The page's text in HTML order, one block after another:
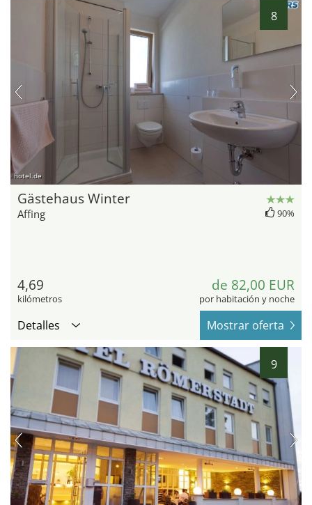
8
hotel.de
Gästehaus Winter
Affing 90%
4,69
kilómetros
de 82,00 EUR
por habitación y noche
Detalles Mostrar oferta
9